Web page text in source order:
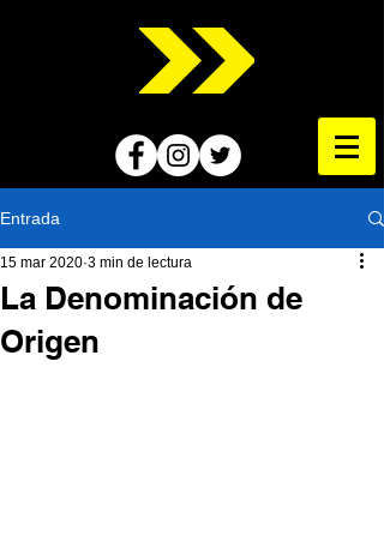
Entrada
La Denominación de
Origen
15 mar 2020 3 min de lectura